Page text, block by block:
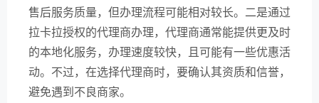
售后服务质量，但办理流程可能相对较长。二是通过
拉卡拉授权的代理商办理，代理商通常能提供更及时
的本地化服务，办理速度较快，且可能有一些优惠活
动。不过，在选择代理商时，要确认其资质和信誉，
避免遇到不良商家。